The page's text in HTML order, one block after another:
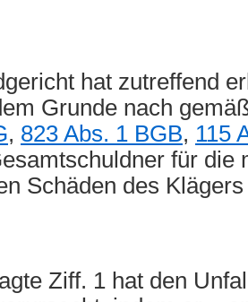
hat zutreffend
Grunde nach
, 823 Abs. 1 BGB, 115
für die
Schäden des
Ziff. 1 hat den